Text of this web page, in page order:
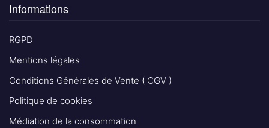
Informations
RGPD
Mentions légales
Conditions Générales de Vente ( CGV )
Politique de cookies
Médiation de la consommation